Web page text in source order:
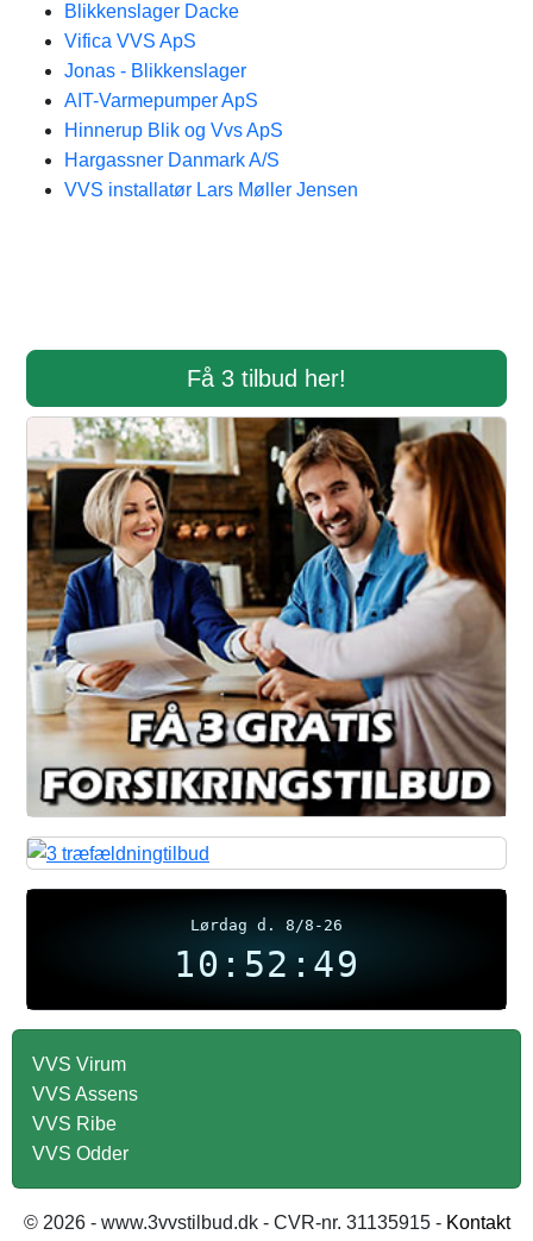
Blikkenslager Dacke
Vifica VVS ApS
Jonas - Blikkenslager
AIT-Varmepumper ApS
Hinnerup Blik og Vvs ApS
Hargassner Danmark A/S
VVS installatør Lars Møller Jensen
Få 3 tilbud her!
Lørdag d. 8/8-26
10:52:50
VVS Virum
VVS Assens
VVS Ribe
VVS Odder
© 2026 - www.3vvstilbud.dk - CVR-nr. 31135915 - Kontakt